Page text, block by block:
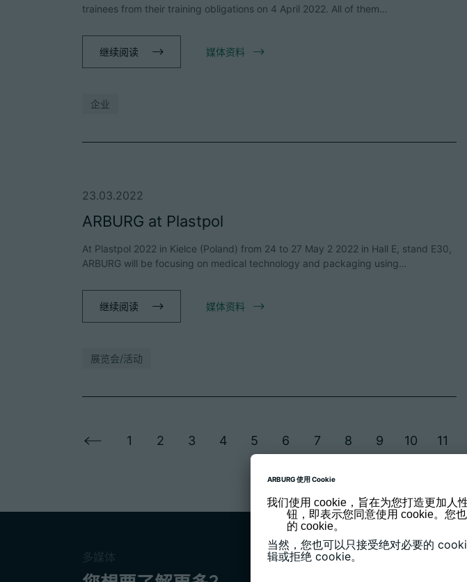
trainees from their training obligations on 4 April 2022. All of them…
继续阅读 媒体资料
企业
23.03.2022
ARBURG at Plastpol
At Plastpol 2022 in Kielce (Poland) from 24 to 27 May 2 2022 in Hall E, stand E30,
ARBURG will be focusing on medical technology and packaging using…
继续阅读 媒体资料
展览会/活动
1 2 3 4 5 6 7 8 9 10 11
多媒体